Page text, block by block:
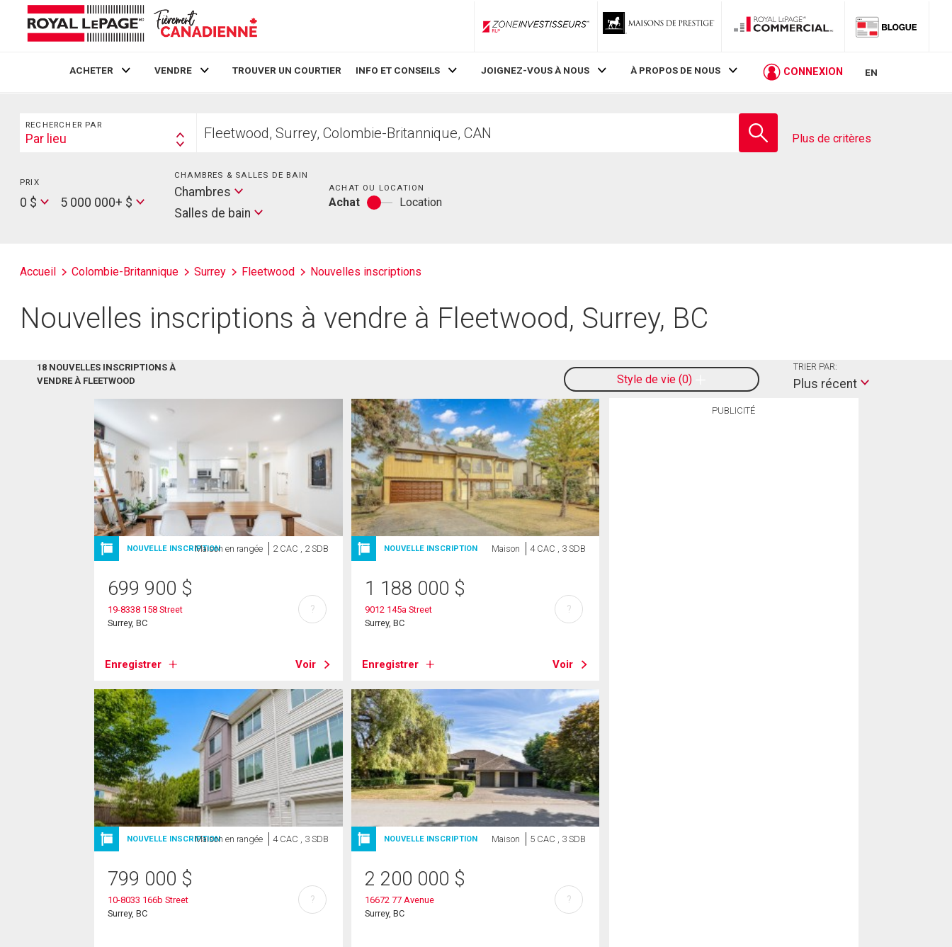
ZoneInvestisseurs RLP
ACHETER VENDRE TROUVER UN COURTIER INFO ET CONSEILS JOIGNEZ-VOUS À NOUS À PROPOS DE NOUS CONNEXION EN
Rechercher
RECHERCHER PAR
Search
Par lieu
votre
Plus de critères
PRIX
Price
0 $
Max
5 000 000+ $
CHAMBRES & SALLES DE BAIN
Chambres
bain
Salles de bain
ACHAT OU LOCATION
Achat
Achat
Location
Accueil Colombie-Britannique Surrey Fleetwood Nouvelles inscriptions
Nouvelles inscriptions à vendre à Fleetwood, Surrey, BC
18 NOUVELLES INSCRIPTIONS À
VENDRE À FLEETWOOD
Style de vie 0
TRIER PAR:
Plus récent
PUBLICITÉ
NOUVELLE INSCRIPTIONMaison en rangée 2 CAC , 2 SDB
699 900 $
19-8338 158 Street
Surrey, BC
Enregistrer Voir
?
NOUVELLE INSCRIPTION Maison 4 CAC , 3 SDB
1 188 000 $
9012 145a Street
Surrey, BC
Enregistrer Voir
?
NOUVELLE INSCRIPTIONMaison en rangée 4 CAC , 3 SDB
799 000 $
10-8033 166b Street
Surrey, BC
?
NOUVELLE INSCRIPTION Maison 5 CAC , 3 SDB
2 200 000 $
16672 77 Avenue
Surrey, BC
?